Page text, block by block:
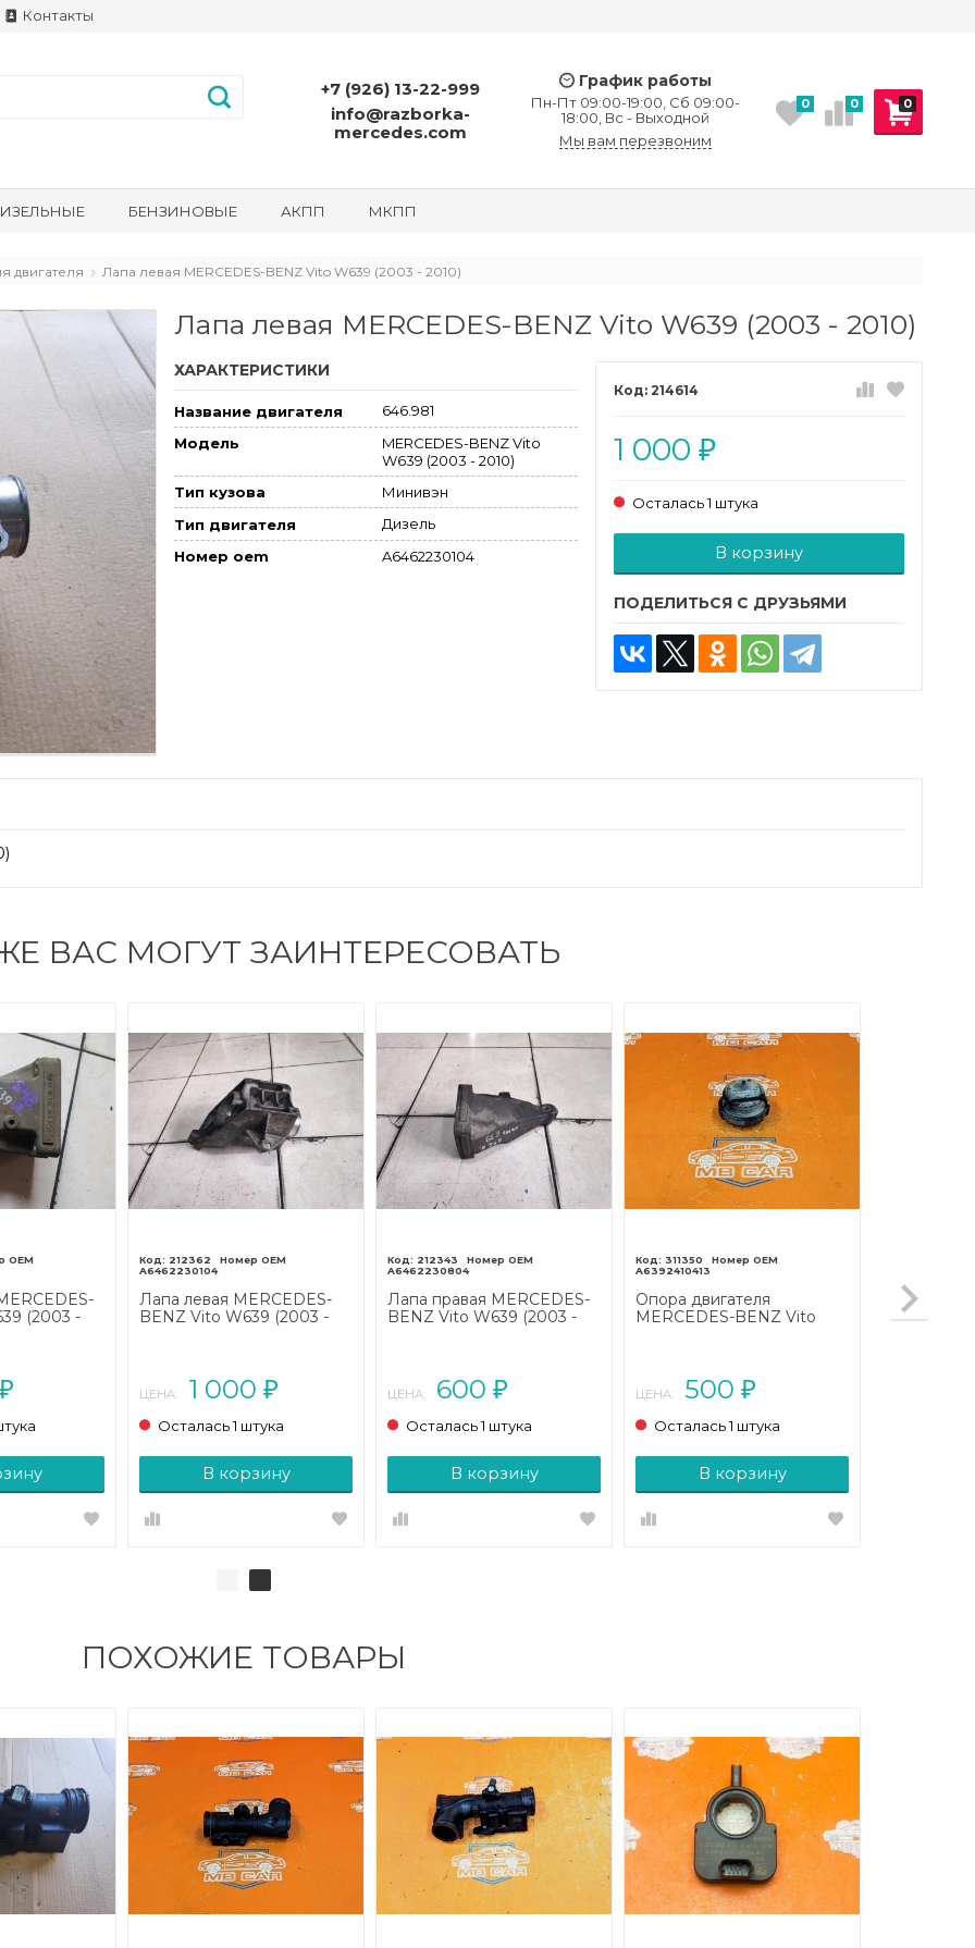
Контакты
+7 (926) 13-22-999
info@razborka-
mercedes.com
График работы
Пн-Пт 09:00-19:00, Сб 09:00-
18:00, Вс - Выходной
Мы вам перезвоним
0
0 0
БЕНЗИНОВЫЕ АКПП МКПП
двигателя Лапа левая MERCEDES-BENZ Vito W639 (2003 - 2010)
Лапа левая MERCEDES-BENZ Vito W639 (2003 - 2010)
214614
1 000 ₽
Осталась 1 штука
Добавляется...
В корзину
Добавлен
ПОДЕЛИТЬСЯ С ДРУЗЬЯМИ
ХАРАКТЕРИСТИКИ
Название двигателя
646.981
Модель
MERCEDES-BENZ Vito
W639 (2003 - 2010)
Тип кузова
Минивэн
Тип двигателя
Дизель
Номер oem
A6462230104
ВАС МОГУТ ЗАИНТЕРЕСОВАТЬ
(2003 -
₽
212362
A6462230104
Лапа левая MERCEDES-
BENZ Vito W639 (2003 -
ЦЕНА: 1 000 ₽
Осталась 1 штука
В корзину
212343
A6462230804
Лапа правая MERCEDES-
BENZ Vito W639 (2003 -
ЦЕНА: 600 ₽
Осталась 1 штука
В корзину
311350
A6392410413
Опора двигателя
MERCEDES-BENZ Vito
ЦЕНА: 500 ₽
Осталась 1 штука
В корзину
ПОХОЖИЕ ТОВАРЫ